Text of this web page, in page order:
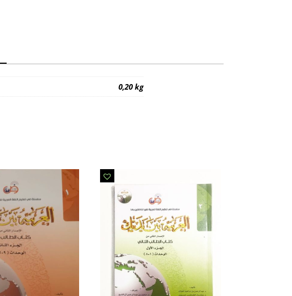
quantity
0,20 kg